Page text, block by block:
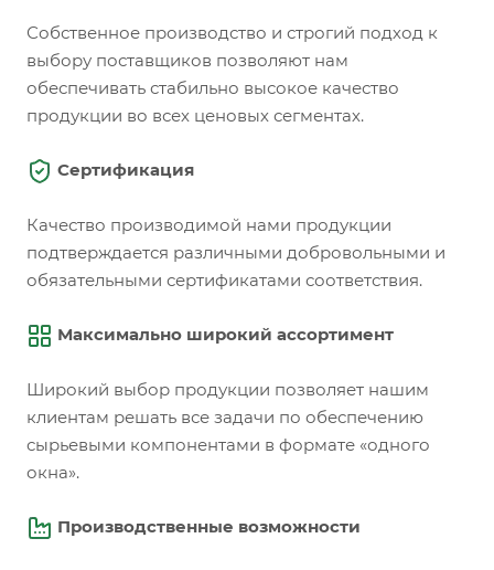
Собственное производство и строгий подход к
выбору поставщиков позволяют нам
обеспечивать стабильно высокое качество
продукции во всех ценовых сегментах.
Сертификация
Качество производимой нами продукции
подтверждается различными добровольными и
обязательными сертификатами соответствия.
Максимально широкий ассортимент
Широкий выбор продукции позволяет нашим
клиентам решать все задачи по обеспечению
сырьевыми компонентами в формате «одного
окна».
Производственные возможности